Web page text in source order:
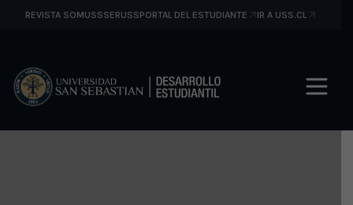
REVISTA SOMUSSSERUSSPORTAL DEL ESTUDIANTE IR A USS.CL